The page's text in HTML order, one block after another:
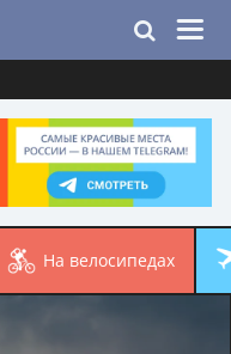
на велосипедах